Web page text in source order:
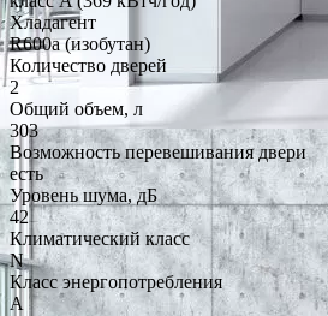
Хладагент
R600a (изобутан)
Количество дверей
2
Общий объем, л
303
Возможность перевешивания двери
есть
Уровень шума, дБ
42
Климатический класс
N
Класс энергопотребления
A